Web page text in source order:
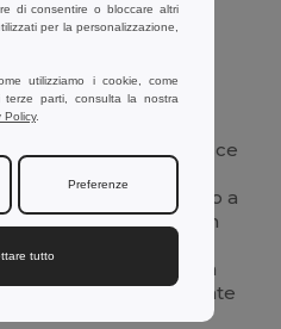
di ogni bambino,
injerseydi
di
da 190 g/m²,
cardato, garantisce
Questa
presenta un colletto a
da un nastro in
doppia cucitura
che lo rende resistente
di consentire o bloccare altri
per la personalizzazione,
utilizziamo i cookie, come
parti, consulta la nostra
Policy.
Preferenze
tutto